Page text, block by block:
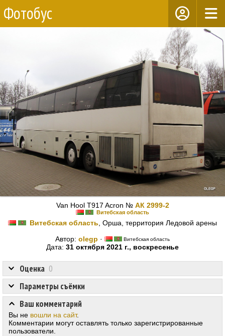
Фотобус
Van Hool T917 Acron № АК 2999-2
Витебская область
Витебская область , Орша, территория Ледовой арены
Автор: olegp · Витебская область
Дата: 31 октября 2021 г., воскресенье
Оценка 0
Параметры съёмки
Ваш комментарий
Вы не вошли на сайт.
Комментарии могут оставлять только зарегистрированные
пользователи.